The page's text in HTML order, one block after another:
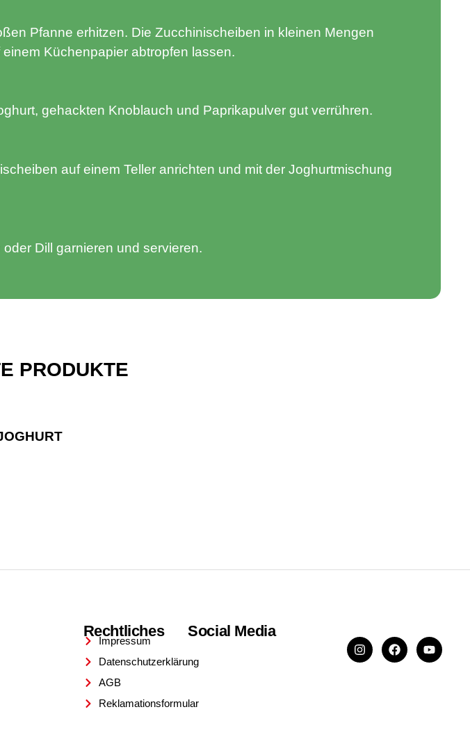
Pfanne erhitzen. Die Zucchinischeiben in kleinen Mengen
Küchenpapier abtropfen lassen.
gehackten Knoblauch und Paprikapulver gut verrühren.
auf einem Teller anrichten und mit der Joghurtmischung
Dill garnieren und servieren.
PRODUKTE
Rechtliches
Impressum
Datenschutzerklärung
AGB
Reklamationsformular
Social Media